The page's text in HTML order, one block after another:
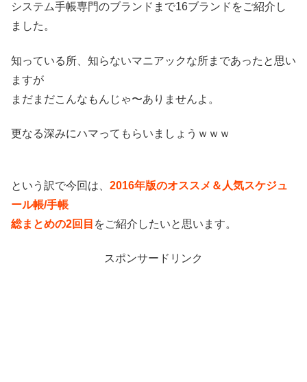
システム手帳専門のブランドまで16ブランドをご紹介し
ました。
知っている所、知らないマニアックな所まであったと思い
ますが
まだまだこんなもんじゃ〜ありませんよ。
更なる深みにハマってもらいましょうｗｗｗ
という訳で今回は、 2016年版のオススメ＆人気スケジュ
ール帳/手帳
総まとめの2回目 をご紹介したいと思います。
スポンサードリンク